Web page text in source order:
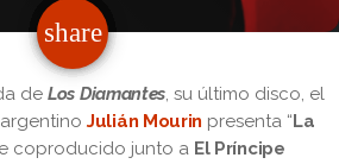
share
email
de Los Diamantes, su último disco, el
Julián Mourin presenta “ La
coproducido junto a El Príncipe